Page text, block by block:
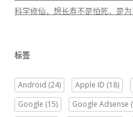
科学修仙，想长寿不是怕死，是
标签
Android (24) Apple ID (18)
Google (15) Google Adsense